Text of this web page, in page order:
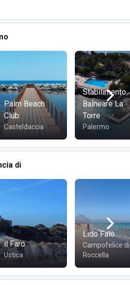
STABILIMENTO BALNEARE DI
di Mondello si trova sul
Mondello. Durante la tua
passeggiate culturali nella
città. Potrai visitare: il
di Palermo, il Parco della
del Monte Pellegrino, l'Area
Caboto e il Castello Della Zisa.
regione Sicilia, ha una
secolo e un Teatro Massimo di
si trovano il Palazzo dei
la Cappella Palatina, con
Palm Beach
Club
Casteldaccia
Stabilimento
Balneare La
Torre
Palermo
di
il Faro
Ustica
Lido Falò
Campofelice di
Roccella